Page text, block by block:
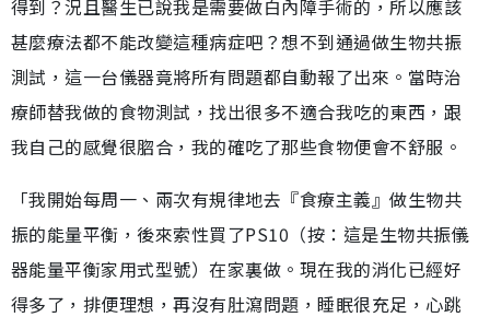
得到？況且醫生已說我是需要做白內障手術的，所以應該
甚麼療法都不能改變這種病症吧？想不到通過做生物共振
測試，這一台儀器竟將所有問題都自動報了出來。當時治
療師替我做的食物測試，找出很多不適合我吃的東西，跟
我自己的感覺很脗合，我的確吃了那些食物便會不舒服。
「我開始每周一、兩次有規律地去『食療主義』做生物共
振的能量平衡，後來索性買了PS10（按：這是生物共振儀
器能量平衡家用式型號）在家裏做。現在我的消化已經好
得多了，排便理想，再沒有肚瀉問題，睡眠很充足，心跳